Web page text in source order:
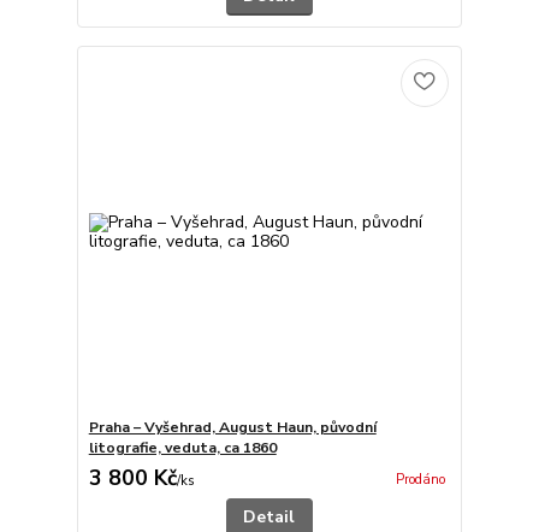
Praha – Vyšehrad, August Haun, původní
litografie, veduta, ca 1860
3 800 Kč/ks Prodáno
Detail